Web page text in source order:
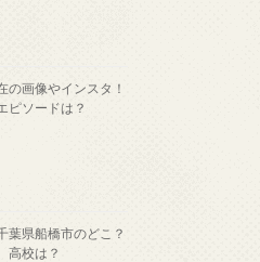
の画像やインスタ！
ピソードは？
葉県船橋市のどこ？
高校は？